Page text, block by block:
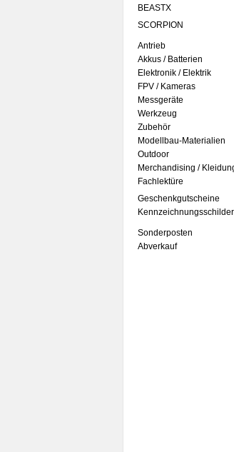
BEASTX
SCORPION
Antrieb
Akkus / Batterien
Elektronik / Elektrik
FPV / Kameras
Messgeräte
Werkzeug
Zubehör
Modellbau-Materialien
Outdoor
Merchandising /
Fachlektüre
Geschenkgutscheine
Kennzeichnungsschilder
Sonderposten
Abverkauf